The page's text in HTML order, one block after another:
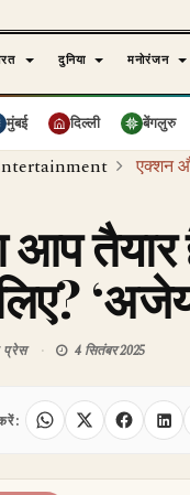
दुनिया मनोरंजन
मुंबई दिल्ली बेंगलुरु
एक्शन
आप
प्रेस 4 सितंबर 2025